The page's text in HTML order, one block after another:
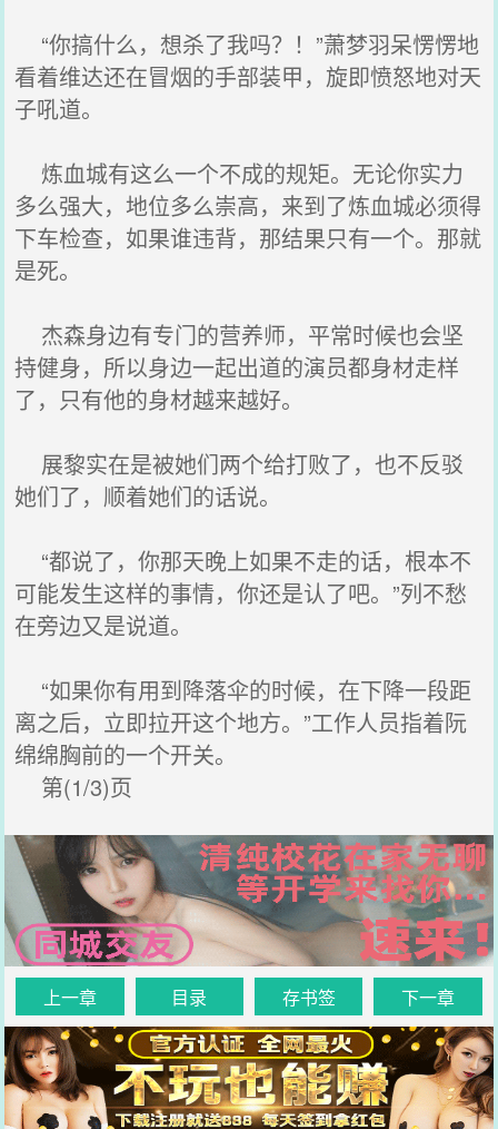
“你搞什么，想杀了我吗？！”萧梦羽呆愣愣地
看着维达还在冒烟的手部装甲，旋即愤怒地对天
子吼道。
炼血城有这么一个不成的规矩。无论你实力
多么强大，地位多么崇高，来到了炼血城必须得
下车检查，如果谁违背，那结果只有一个。那就
是死。
杰森身边有专门的营养师，平常时候也会坚
持健身，所以身边一起出道的演员都身材走样
了，只有他的身材越来越好。
展黎实在是被她们两个给打败了，也不反驳
她们了，顺着她们的话说。
“都说了，你那天晚上如果不走的话，根本不
可能发生这样的事情，你还是认了吧。”列不愁
在旁边又是说道。
“如果你有用到降落伞的时候，在下降一段距
离之后，立即拉开这个地方。”工作人员指着阮
绵绵胸前的一个开关。
第(1/3)页
上一章 目录 存书签 下一章